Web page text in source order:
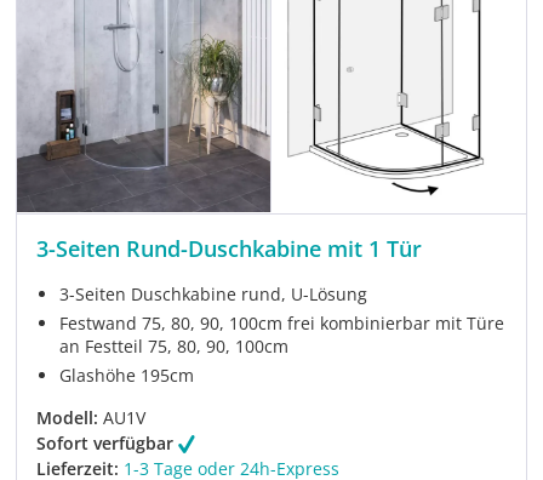
3-Seiten Rund-Duschkabine mit 1 Tür
3-Seiten Duschkabine rund, U-Lösung
Festwand 75, 80, 90, 100cm frei kombinierbar mit Türe
an Festteil 75, 80, 90, 100cm
Glashöhe 195cm
Modell: AU1V
Sofort verfügbar
Lieferzeit: 1-3 Tage oder 24h-Express